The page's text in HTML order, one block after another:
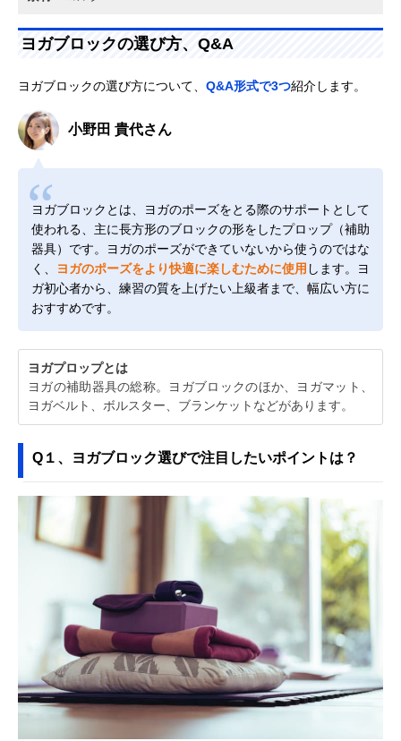
ヨガブロックの選び方、Q&A
ヨガブロックの選び方について、 Q&A形式で3つ紹介します。
小野田 貴代さん
ヨガブロックとは、ヨガのポーズをとる際のサポートとして
使われる、主に長方形のブロックの形をしたプロップ（補助
器具）です。ヨガのポーズができていないから使うのではな
く、
ヨガのポーズをより快適に楽しむために使用 します。ヨ
ガ初心者から、練習の質を上げたい上級者まで、幅広い方に
おすすめです。
ヨガプロップとは
ヨガの補助器具の総称。ヨガブロックのほか、ヨガマット、
ヨガベルト、ボルスター、ブランケットなどがあります。
Q１、ヨガブロック選びで注目したいポイントは？